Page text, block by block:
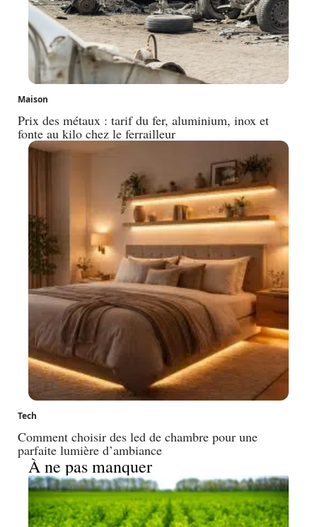
Maison
Prix des métaux : tarif du fer, aluminium, inox et
fonte au kilo chez le ferrailleur
Tech
Comment choisir des led de chambre pour une
parfaite lumière d’ambiance
À ne pas manquer